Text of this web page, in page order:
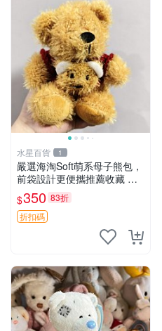
水星百貨 1
嚴選海淘Soft萌系母子熊包，
前袋設計更便攜推薦收藏 母
子熊 軟綿綿 包包
$350 83折
折扣碼